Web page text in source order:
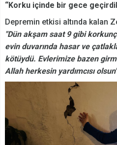
“Korku içinde bir gece
Depremin etkisi altında kalan
"Dün akşam saat 9 gibi
evin duvarında hasar ve
kötüydü. Evlerimize bazen
Allah herkesin yardımcısı olsun"